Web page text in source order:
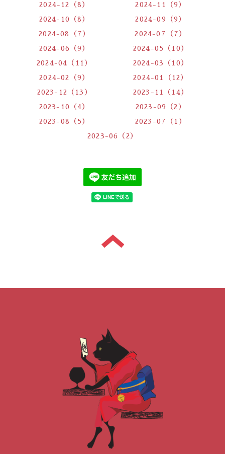
2024-12（8） 2024-11（9）
2024-10（8） 2024-09（9）
2024-08（7） 2024-07（7）
2024-06（9） 2024-05（10）
2024-04（11） 2024-03（10）
2024-02（9） 2024-01（12）
2023-12（13） 2023-11（14）
2023-10（4） 2023-09（2）
2023-08（5） 2023-07（1）
2023-06（2）